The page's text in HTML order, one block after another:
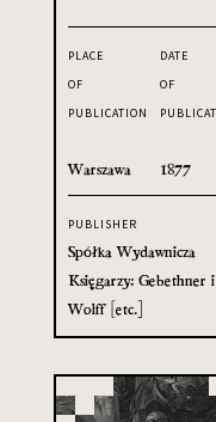
PLACE
OF
PUBLICATION
Warszawa
DATE
OF
1877
PUBLISHER
Spółka Wydawnicza
Księgarzy: Gebethner i
Wolff [etc.]